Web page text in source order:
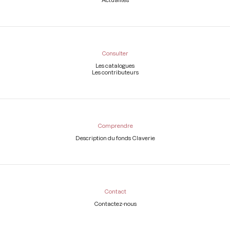
Consulter
Les catalogues
Les contributeurs
Comprendre
Description du fonds Claverie
Contact
Contactez-nous